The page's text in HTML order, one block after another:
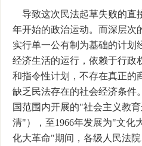
导致这次民法起草失败的直
年开始的政治运动。而深层次
实行单一公有制为基础的计划
经济生活的运行，依赖于行政
和指令性计划，不存在真正的
缺乏民法存在的社会经济条件
国范围内开展的"社会主义教
清"），至1966年发展为"文化
化大革命"期间，各级人民法